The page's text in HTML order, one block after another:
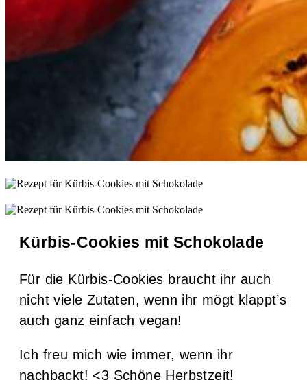
Kürbis-Cookies mit Schokolade
Für die Kürbis-Cookies braucht ihr auch
nicht viele Zutaten, wenn ihr mögt klappt’s
auch ganz einfach vegan!
Ich freu mich wie immer, wenn ihr
nachbackt! <3 Schöne Herbstzeit!